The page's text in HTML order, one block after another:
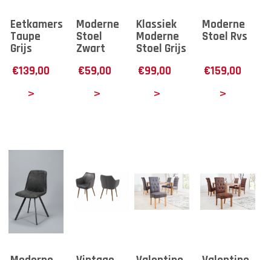
Eetkamerstoel
Taupe
Grijs
€139,00
Moderne
Stoel
Zwart
€59,00
Klassiek
Moderne
Stoel Grijs
€99,00
Moderne
Stoel Rvs
€159,00